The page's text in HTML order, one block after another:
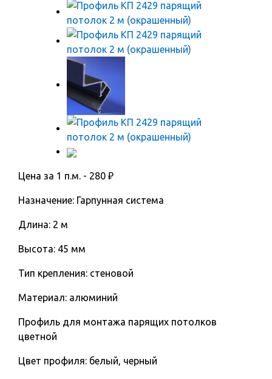
Цена за 1 п.м. - 280 ₽
Назначение: Гарпунная система
Длина: 2 м
Высота: 45 мм
Тип крепления: стеновой
Материал: алюминий
Профиль для монтажа парящих потолков
цветной
Цвет профиля: белый, черный